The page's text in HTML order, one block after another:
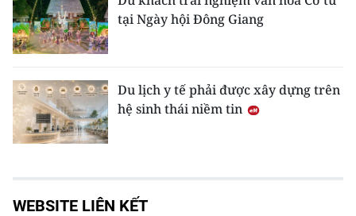
tại Ngày hội Đông Giang
Du lịch y tế phải được xây dựng trên
hệ sinh thái niềm tin
WEBSITE LIÊN KẾT